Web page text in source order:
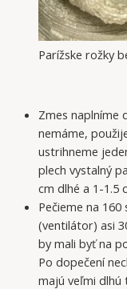
Parížske rožky
Zmes naplníme
nemáme,
ustrihneme
plech vystalný
cm dlhé a 1-1.5
Pečieme na
(ventilátor) asi
by mali byť na
Po dopečení
majú veľmi dlhú